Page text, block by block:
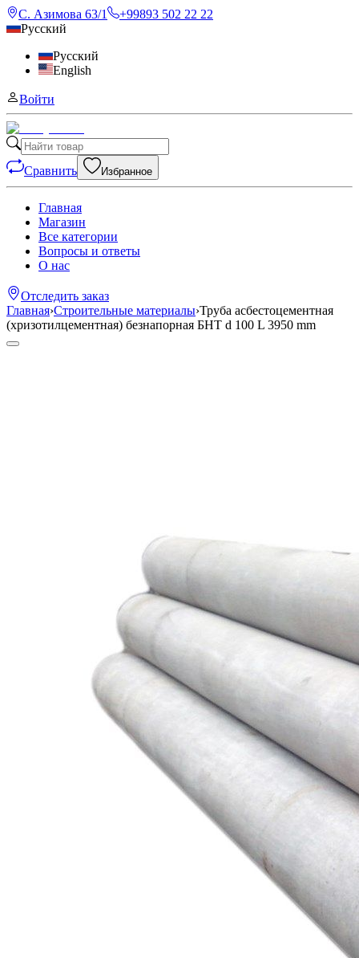
С. Азимова 63/1
+99893 502 22 22
Русский
Русский
English
Войти
Сравнить Избранное
Главная
Магазин
Все категории
Вопросы и ответы
О нас
Отследить заказ
Главная›Строительные материалы›Труба асбестоцементная
(хризотилцементная) безнапорная БНТ d 100 L 3950 mm